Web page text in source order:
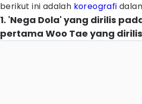
berikut ini adalah koreografi
1. 'Nega Dola' yang dirilis
pertama Woo Tae yang